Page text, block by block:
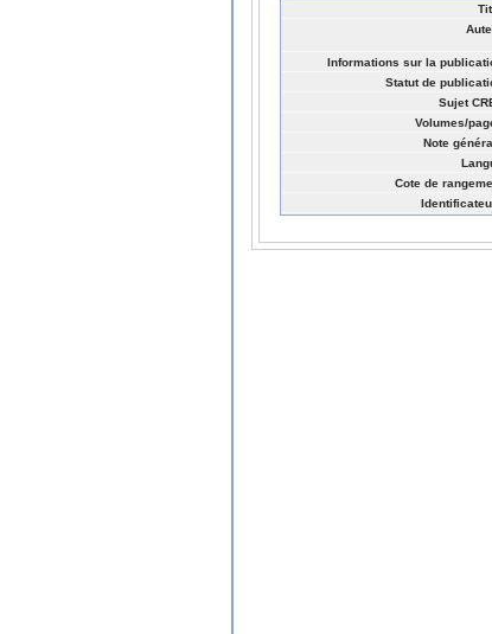
Informations sur la
Statut de
Sujet
Volumes/
Note
Cote de